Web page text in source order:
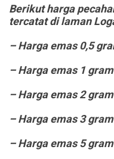
Berikut harga
tercatat di laman
– Harga emas 0,5
– ⁠Harga emas 1
– ⁠Harga emas 2
– ⁠Harga emas 3
– ⁠Harga emas 5